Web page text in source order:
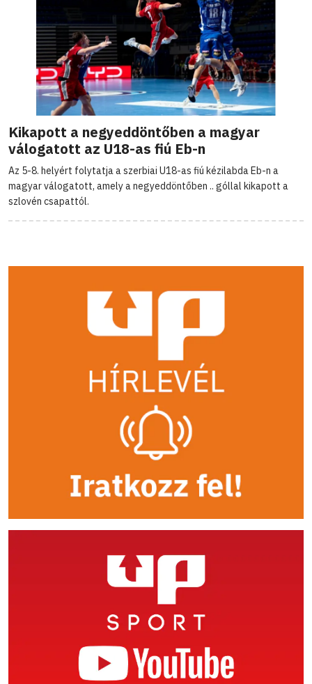
Kikapott a negyeddöntőben a magyar
válogatott az U18-as fiú Eb-n
Az 5-8. helyért folytatja a szerbiai U18-as fiú kézilabda Eb-n a
magyar válogatott, amely a negyeddöntőben .. góllal kikapott a
szlovén csapattól.